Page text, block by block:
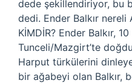
dede şekillendiriyor, bu
dedi. Ender Balkır nereli
KİMDİR? Ender Balkır,
Tunceli/Mazgirt’te
Harput türkülerini
bir ağabeyi olan Balkır,